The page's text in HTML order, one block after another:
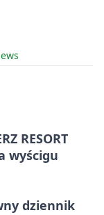
RESORT
wyścigu
dziennik